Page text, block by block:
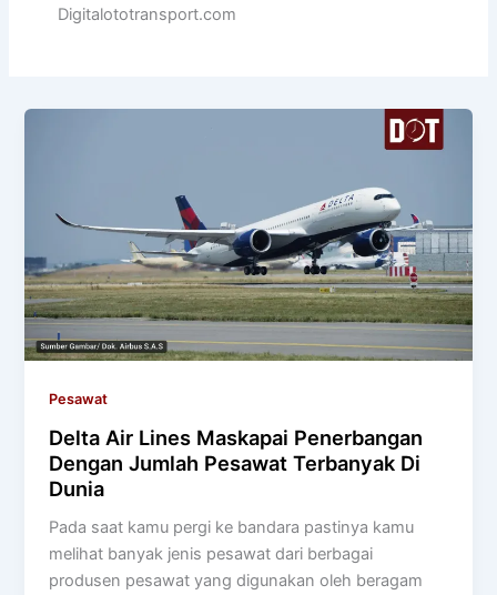
Digitalototransport.com
Pesawat
Delta Air Lines Maskapai Penerbangan
Dengan Jumlah Pesawat Terbanyak Di
Dunia
Pada saat kamu pergi ke bandara pastinya kamu
melihat banyak jenis pesawat dari berbagai
produsen pesawat yang digunakan oleh beragam